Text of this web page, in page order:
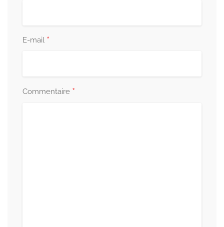
E-mail *
Commentaire *